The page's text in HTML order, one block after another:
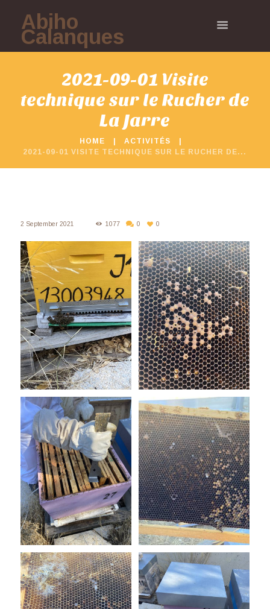
Abiho
Calanques
2021-09-01 Visite
technique sur le Rucher de
La Jarre
HOME
ACTIVITÉS
2021-09-01 VISITE TECHNIQUE SUR LE RUCHER DE...
2 September 2021 1077 0 0